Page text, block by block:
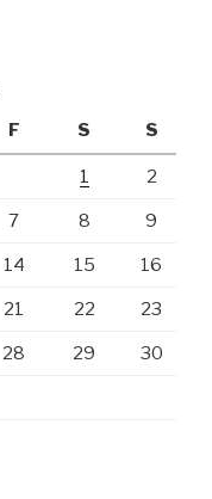
F S S
1 2
7 8 9
14 15 16
21 22 23
28 29 30